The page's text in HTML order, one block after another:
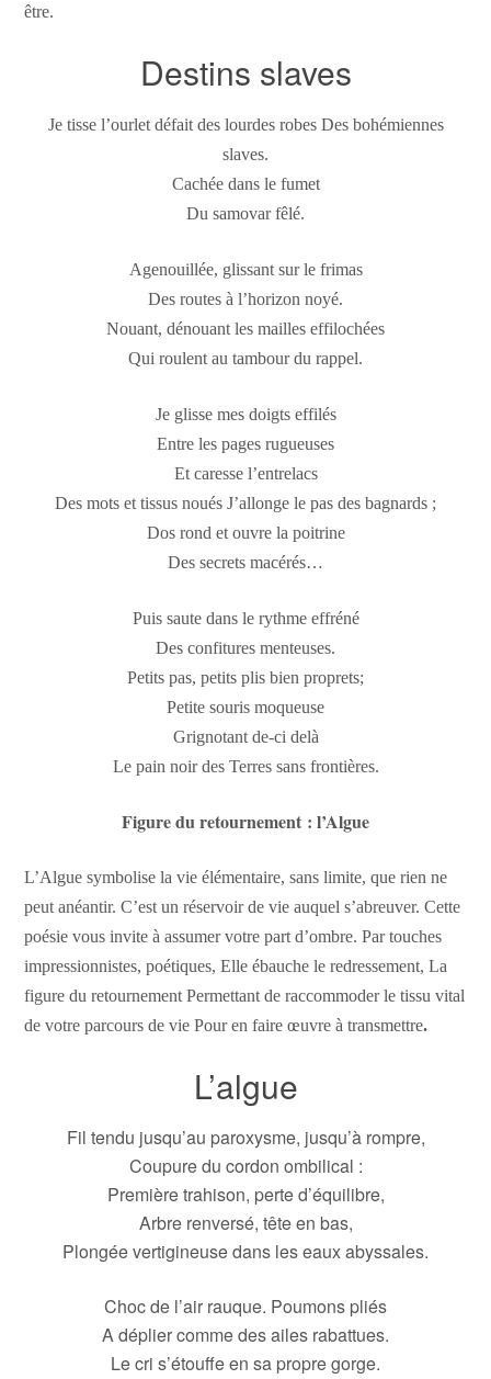
être.
Destins slaves
Je tisse l’ourlet défait des lourdes robes Des bohémiennes
slaves.
Cachée dans le fumet
Du samovar fêlé.
Agenouillée, glissant sur le frimas
Des routes à l’horizon noyé.
Nouant, dénouant les mailles effilochées
Qui roulent au tambour du rappel.
Je glisse mes doigts effilés
Entre les pages rugueuses
Et caresse l’entrelacs
Des mots et tissus noués J’allonge le pas des bagnards ;
Dos rond et ouvre la poitrine
Des secrets macérés…
Puis saute dans le rythme effréné
Des confitures menteuses.
Petits pas, petits plis bien proprets;
Petite souris moqueuse
Grignotant de-ci delà
Le pain noir des Terres sans frontières.
Figure du retournement : l’Algue
L’Algue symbolise la vie élémentaire, sans limite, que rien ne
peut anéantir. C’est un réservoir de vie auquel s’abreuver. Cette
poésie vous invite à assumer votre part d’ombre. Par touches
impressionnistes, poétiques, Elle ébauche le redressement, La
figure du retournement Permettant de raccommoder le tissu vital
de votre parcours de vie Pour en faire œuvre à transmettre.
L’algue
Fil tendu jusqu’au paroxysme, jusqu’à rompre,
Coupure du cordon ombilical :
Première trahison, perte d’équilibre,
Arbre renversé, tête en bas,
Plongée vertigineuse dans les eaux abyssales.
Choc de l’air rauque. Poumons pliés
A déplier comme des ailes rabattues.
Le cri s’étouffe en sa propre gorge.